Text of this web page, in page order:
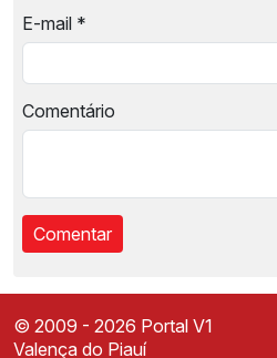
E-mail *
Comentário
© 2009 - 2026 Portal V1
Valença do Piauí